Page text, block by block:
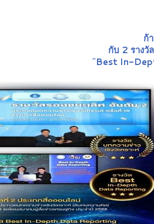
ก้
กับ 2 รางวั
"Best In-